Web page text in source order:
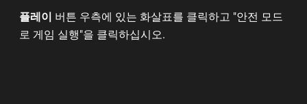
플레이 버튼 우측에 있는 화살표를 클릭하고 "안전 모드
로 게임 실행"을 클릭하십시오.